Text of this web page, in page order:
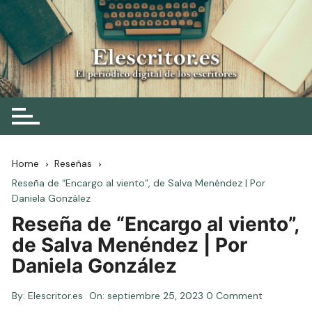
Skip
to
content
Elescritor.es
El periódico digital de los escritores
Home
Reseñas
Reseña de “Encargo al viento”, de Salva Menéndez | Por
Daniela González
Reseña de “Encargo al viento”,
de Salva Menéndez | Por
Daniela González
By: Elescritor.es On:septiembre 25, 2023 0 Comment